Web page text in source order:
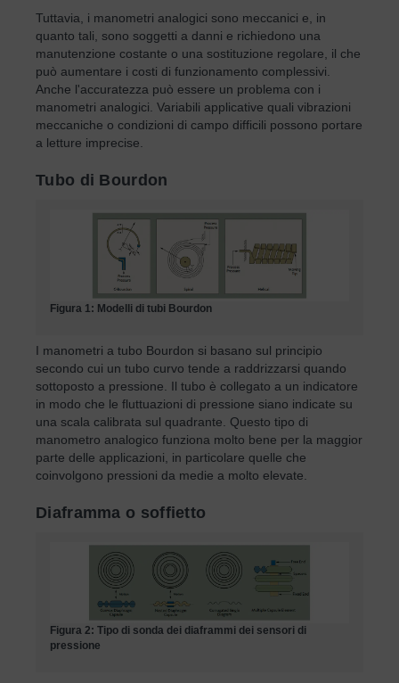
Tuttavia, i manometri analogici sono meccanici e, in
quanto tali, sono soggetti a danni e richiedono una
manutenzione costante o una sostituzione regolare, il che
può aumentare i costi di funzionamento complessivi.
Anche l'accuratezza può essere un problema con i
manometri analogici. Variabili applicative quali vibrazioni
meccaniche o condizioni di campo difficili possono portare
a letture imprecise.
Tubo di Bourdon
Figura 1: Modelli di tubi Bourdon
I manometri a tubo Bourdon si basano sul principio
secondo cui un tubo curvo tende a raddrizzarsi quando
sottoposto a pressione. Il tubo è collegato a un indicatore
in modo che le fluttuazioni di pressione siano indicate su
una scala calibrata sul quadrante. Questo tipo di
manometro analogico funziona molto bene per la maggior
parte delle applicazioni, in particolare quelle che
coinvolgono pressioni da medie a molto elevate.
Diaframma o soffietto
Figura 2: Tipo di sonda dei diaframmi dei sensori di
pressione